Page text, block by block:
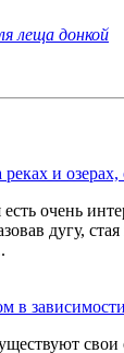
леща донкой
и
очень
дугу,
в
свои